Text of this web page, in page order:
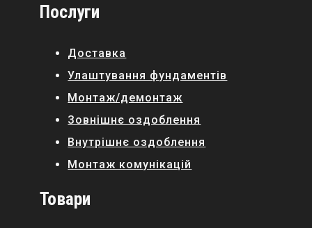
Послуги
Доставка
Улаштування фундаментів
Монтаж/демонтаж
Зовнішнє оздоблення
Внутрішнє оздоблення
Монтаж комунікацій
Товари